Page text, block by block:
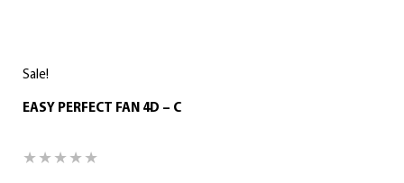
Sale!
EASY PERFECT FAN 4D – C